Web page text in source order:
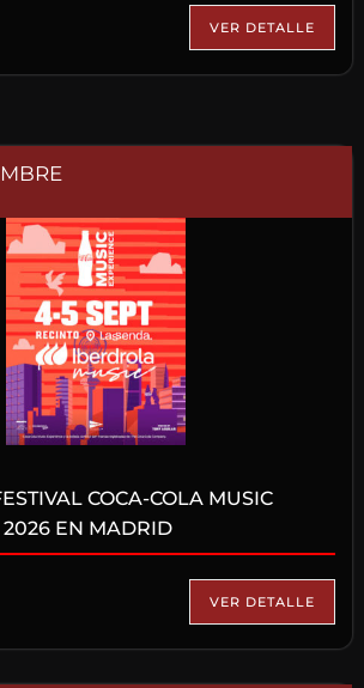
VER DETALLE
COCA-COLA MUSIC
2026 EN MADRID
VER DETALLE